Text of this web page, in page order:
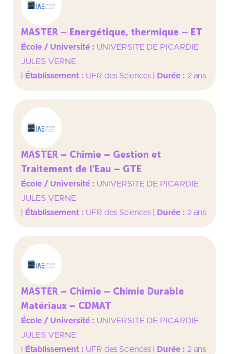
MASTER – Energétique, thermique – ET
École / Université : UNIVERSITE DE PICARDIE
JULES VERNE
Établissement : UFR des Sciences Durée : 2 ans
MASTER – Chimie – Gestion et
Traitement de l’Eau – GTE
École / Université : UNIVERSITE DE PICARDIE
JULES VERNE
Établissement : UFR des Sciences Durée : 2 ans
MASTER – Chimie – Chimie Durable
Matériaux – CDMAT
École / Université : UNIVERSITE DE PICARDIE
JULES VERNE
Établissement : UFR des Sciences Durée : 2 ans